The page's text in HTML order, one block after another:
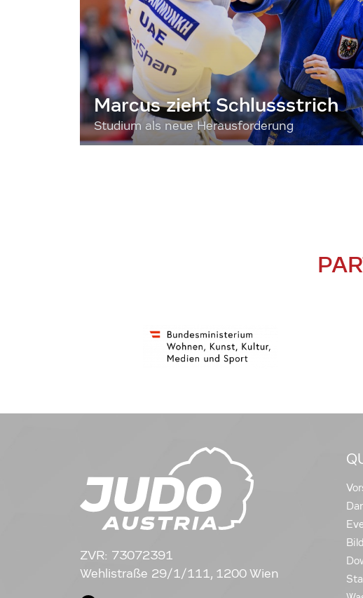
Marcus zieht Schlussstrich
Studium als neue Herausforderung
ZVR: 73072391
Wehlistraße 29/1/111, 1200 Wien